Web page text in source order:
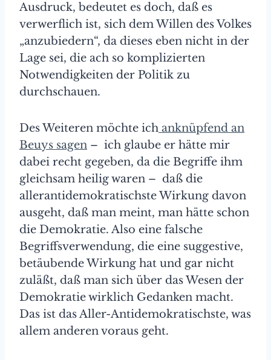
Ausdruck, bedeutet es doch, daß es
verwerflich ist, sich dem Willen des Volkes
„anzubiedern“, da dieses eben nicht in der
Lage sei, die ach so komplizierten
Notwendigkeiten der Politik zu
durchschauen.
Des Weiteren möchte ich anknüpfend an
Beuys sagen – ich glaube er hätte mir
dabei recht gegeben, da die Begriffe ihm
gleichsam heilig waren – daß die
allerantidemokratischste Wirkung davon
ausgeht, daß man meint, man hätte schon
die Demokratie. Also eine falsche
Begriffsverwendung, die eine suggestive,
betäubende Wirkung hat und gar nicht
zuläßt, daß man sich über das Wesen der
Demokratie wirklich Gedanken macht.
Das ist das Aller-Antidemokratischste, was
allem anderen voraus geht.